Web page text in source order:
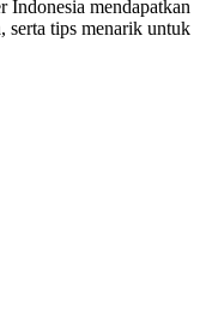
Indonesia mendapatkan
serta tips menarik untuk